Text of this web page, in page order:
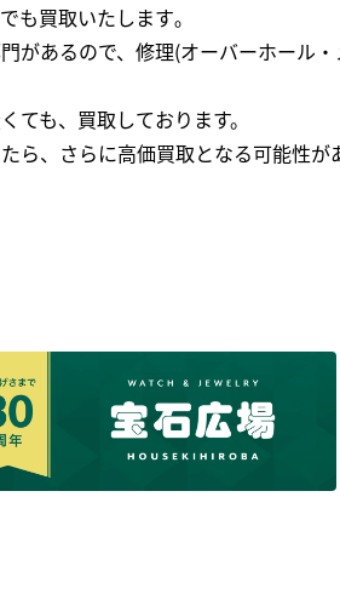
も買取いたします｡
があるので、修理(オーバーホール
ても、買取しております。
ら、さらに高価買取となる可能性が